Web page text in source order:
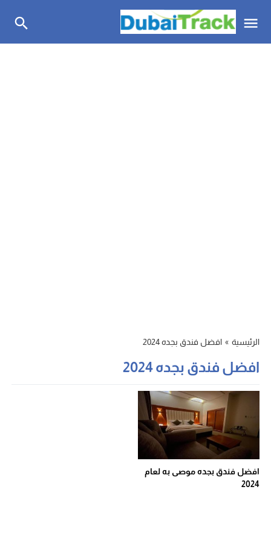
الرئيسية » افضل فندق بجده 2024
افضل فندق بجده 2024
افضل فندق بجده موصى به لعام
2024